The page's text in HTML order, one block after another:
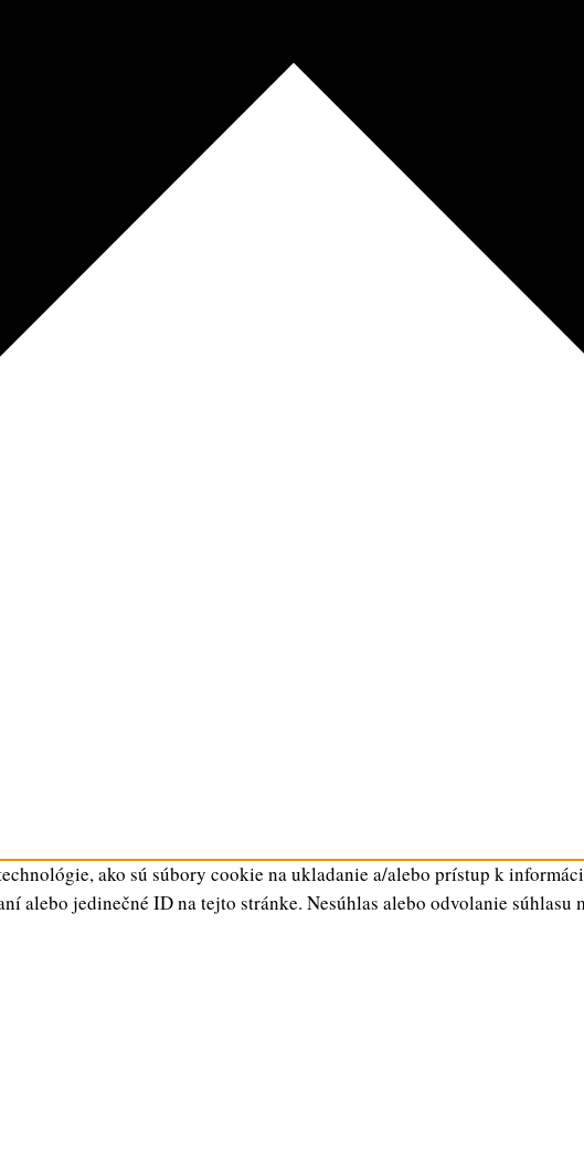
ako sú súbory cookie na ukladanie a/alebo prístup k
alebo jedinečné ID na tejto stránke. Nesúhlas alebo odvolanie